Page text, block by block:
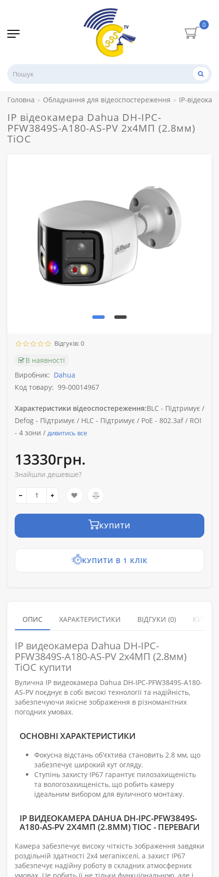
0
Головна Обладнання для відеоспостереження IP-
IP відеокамера Dahua DH-IPC-
PFW3849S-A180-AS-PV 2x4МП (2.8мм)
TiOC
Відгуків: 0
В наявності
Виробник: Dahua
Код товару: 99-00014967
Характеристики відеоспостереження:BLC - Підтримує /
Defog - Підтримує / HLC - Підтримує / PoE - 802.3af / ROI
- 4 зони / дивитись все
13330грн.
Знайшли дешевше?
КУПИТИ
КУПИТИ В 1 КЛІК
ОПИС ХАРАКТЕРИСТИКИ ВІДГУКИ (0)
IP видеокамера Dahua DH-IPC-
PFW3849S-A180-AS-PV 2x4МП (2.8мм)
TiOC купити
Вулична IP видеокамера Dahua DH-IPC-PFW3849S-A180-
AS-PV поєднує в собі високі технології та надійність,
забезпечуючи якісне зображення в різноманітних
погодних умовах.
ОСНОВНІ ХАРАКТЕРИСТИКИ
Фокусна відстань об'єктива становить 2.8 мм, що
забезпечує широкий кут огляду.
Ступінь захисту IP67 гарантує пилозахищеність
та вологозахищеність, що робить камеру
ідеальним вибором для вуличного монтажу.
IP ВИДЕОКАМЕРА DAHUA DH-IPC-PFW3849S-
A180-AS-PV 2X4МП (2.8ММ) TIOC - ПЕРЕВАГИ
Камера забезпечує високу чіткість зображення завдяки
роздільній здатності 2x4 мегапікселі, а захист IP67
забезпечує надійну роботу в складних атмосферних